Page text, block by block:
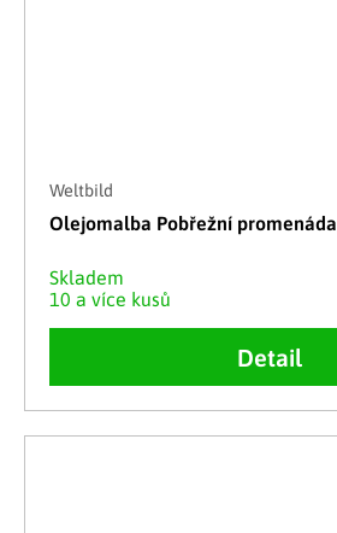
Weltbild
Olejomalba Pobřežní promenáda
Skladem
10 a více kusů
Detail